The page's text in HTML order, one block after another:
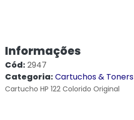
Informações
Cód:2947
Categoria:Cartuchos & Toners
Cartucho HP 122 Colorido Original